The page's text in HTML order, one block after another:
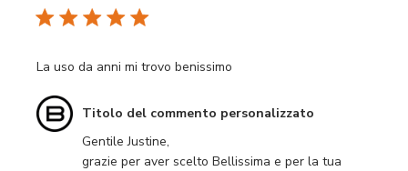
La uso da anni mi trovo benissimo
Commenti
del
proprietario
Titolo del commento personalizzato
Gentile Justine,
grazie per aver scelto Bellissima e per la tua